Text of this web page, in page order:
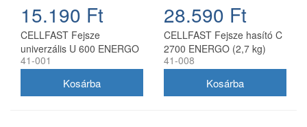
15.190 Ft
CELLFAST Fejsze
univerzális U 600 ENERGO
(0,6 kg)
41-001
28.590 Ft
CELLFAST Fejsze hasító C
2700 ENERGO (2,7 kg)
41-008